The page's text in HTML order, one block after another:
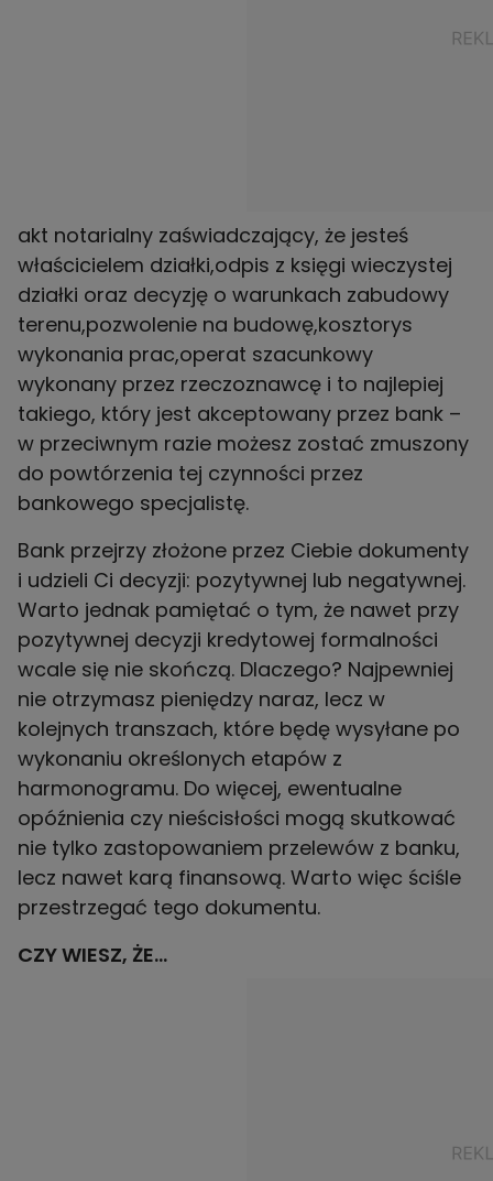
akt notarialny zaświadczający, że jesteś
właścicielem działki,odpis z księgi wieczystej
działki oraz decyzję o warunkach zabudowy
terenu,pozwolenie na budowę,kosztorys
wykonania prac,operat szacunkowy
wykonany przez rzeczoznawcę i to najlepiej
takiego, który jest akceptowany przez bank –
w przeciwnym razie możesz zostać zmuszony
do powtórzenia tej czynności przez
bankowego specjalistę.
Bank przejrzy złożone przez Ciebie dokumenty
i udzieli Ci decyzji: pozytywnej lub negatywnej.
Warto jednak pamiętać o tym, że nawet przy
pozytywnej decyzji kredytowej formalności
wcale się nie skończą. Dlaczego? Najpewniej
nie otrzymasz pieniędzy naraz, lecz w
kolejnych transzach, które będę wysyłane po
wykonaniu określonych etapów z
harmonogramu. Do więcej, ewentualne
opóźnienia czy nieścisłości mogą skutkować
nie tylko zastopowaniem przelewów z banku,
lecz nawet karą finansową. Warto więc ściśle
przestrzegać tego dokumentu.
CZY WIESZ, ŻE…